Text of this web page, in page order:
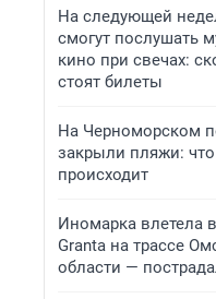
На следующей
смогут послушать
кино при свечах:
стоят билеты
На Черноморском
закрыли пляжи:
происходит
Иномарка влетела
Granta на трассе
области —